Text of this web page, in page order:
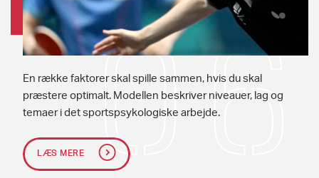
En række faktorer skal spille sammen, hvis du skal
præstere optimalt. Modellen beskriver niveauer, lag og
temaer i det sportspsykologiske arbejde.
LÆS MERE